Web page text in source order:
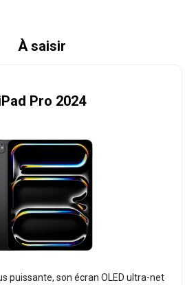
À saisir
Pro 2024
puissante, son écran OLED ultra-net